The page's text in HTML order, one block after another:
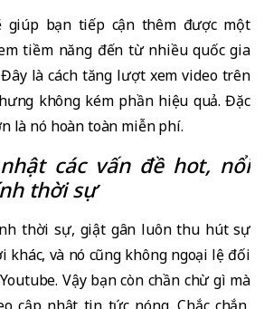
giúp bạn tiếp cận thêm được một
tiềm năng đến từ nhiều quốc gia
là cách tăng lượt xem video trên
không kém phần hiệu quả. Đặc
là nó hoàn toàn miễn phí.
nhật các vấn đề hot, nổi
thời sự
thời sự, giật gân luôn thu hút sự
khác, và nó cũng không ngoại lệ đối
Vậy bạn còn chần chừ gì mà